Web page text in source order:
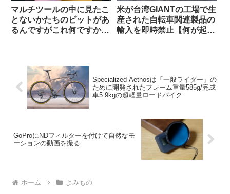
マルチツールの中に見たこ
とないかたちのビットがあ
るんですがこれ何ですか？
米が台湾GIANTの工場で生
産された自転車関連製品の
輸入を即時禁止【何が起こ
Specialized Aethosは「一般ライダー」の
ために開発されたフレーム重量585g/完成
車5.9kgの超軽量ロードバイク
GoProにNDフィルターを付けて自然なモ
ーションの動画を撮る
ホーム よみもの